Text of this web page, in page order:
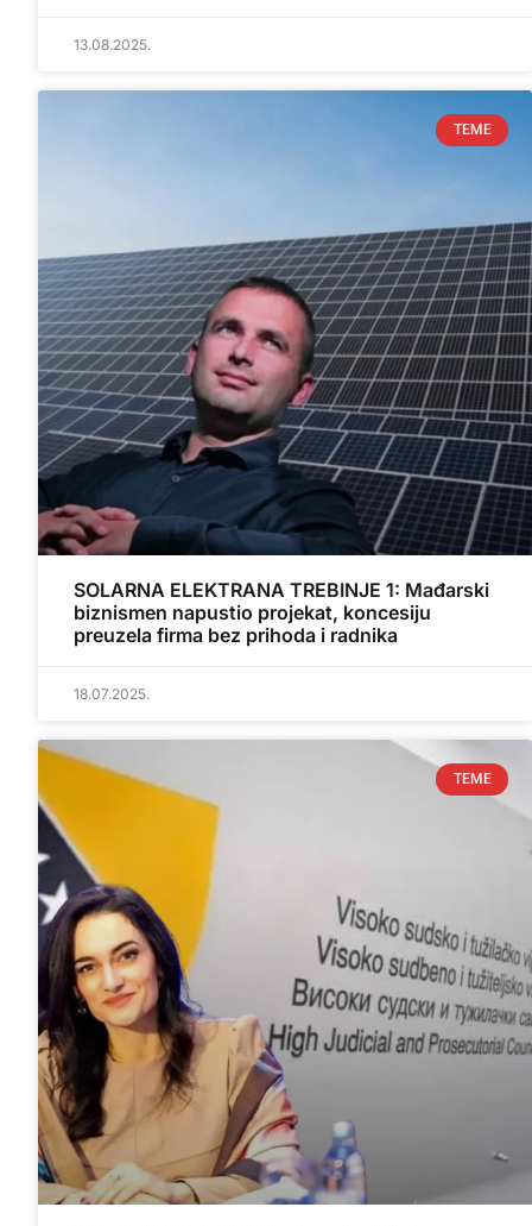
13.08.2025.
TEME
SOLARNA ELEKTRANA TREBINJE 1: Mađarski
biznismen napustio projekat, koncesiju
preuzela firma bez prihoda i radnika
18.07.2025.
TEME